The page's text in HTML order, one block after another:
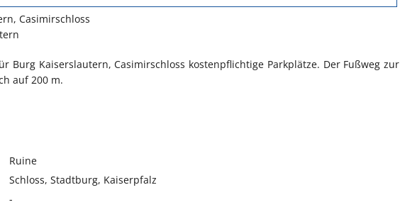
Casimirschloss
Burg Kaiserslautern, Casimirschloss kostenpflichtige Parkplätze. Der Fußweg zur
auf 200 m.
Ruine
Schloss, Stadtburg, Kaiserpfalz
-